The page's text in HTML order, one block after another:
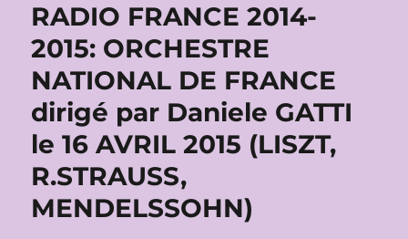
RADIO FRANCE 2014-
2015: ORCHESTRE
NATIONAL DE FRANCE
dirigé par Daniele GATTI
le 16 AVRIL 2015 (LISZT,
R.STRAUSS,
MENDELSSOHN)